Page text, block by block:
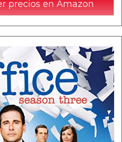
precios en Amazon